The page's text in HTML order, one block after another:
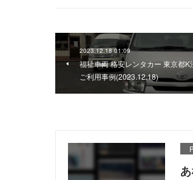
2023.12.18 01:09
福祉車両 格安レンタカー 東京都
ご利用事例(2023.12.18)